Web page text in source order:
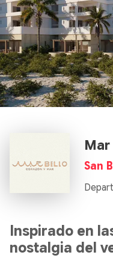
San
Inspirado en
nostalgia del